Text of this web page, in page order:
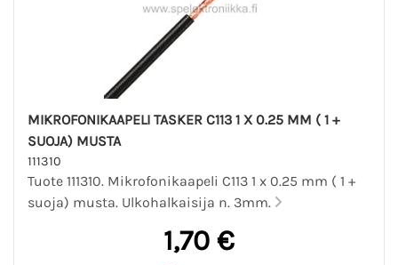
MIKROFONIKAAPELI TASKER C113 1 X 0.25 MM ( 1 +
SUOJA) MUSTA
111310
Tuote 111310. Mikrofonikaapeli C113 1 x 0.25 mm ( 1 +
suoja) musta. Ulkohalkaisija n. 3mm.
1,70 €